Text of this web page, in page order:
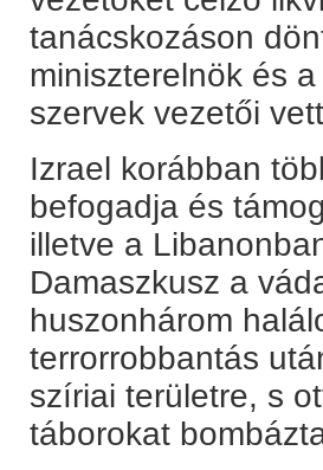
tanácskozáson
miniszterelnök és
szervek vezetői
Izrael korábban
befogadja és
illetve a
Damaszkusz a
huszonhárom
terrorrobbantás
szíriai területre, s
táborokat